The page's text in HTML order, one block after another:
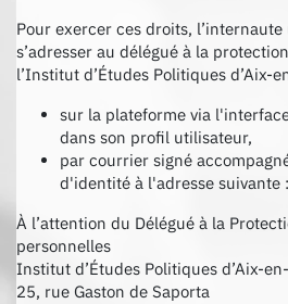
Pour exercer ces droits,
s’adresser au délégué à la
l’Institut d’Études Politiques d’Aix-
sur la plateforme via
dans son profil utilisateur,
par courrier signé
d'identité à l'adresse suivante :
À l’attention du Délégué à la
personnelles
Institut d’Études Politiques d’Aix-
25, rue Gaston de Saporta